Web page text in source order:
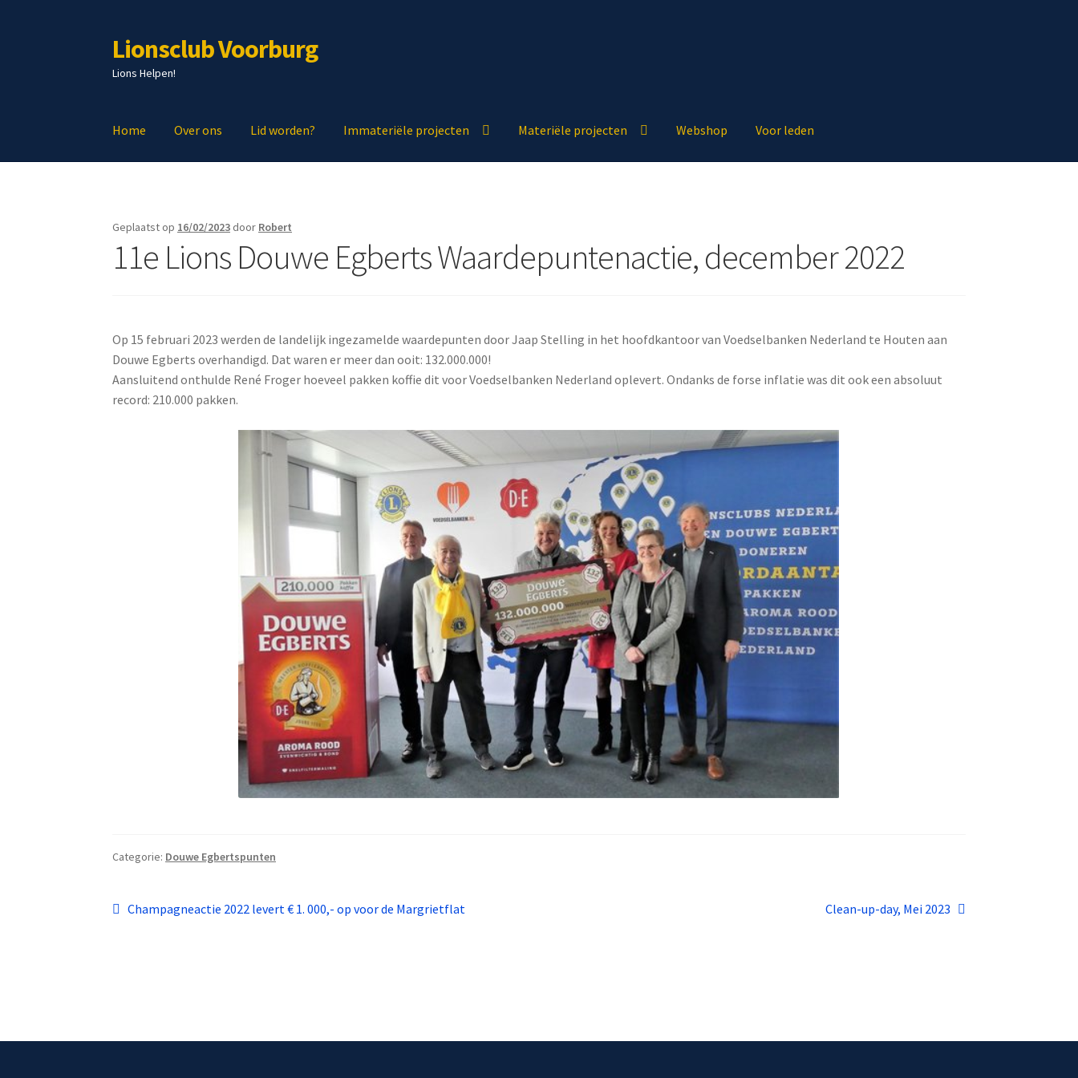
Ga
door
naar
Ga
naar
de
Lionsclub Voorburg
Lions Helpen!
Home Over ons Lid worden? Immateriële projecten Materiële projecten Webshop Voor leden
Geplaatst op 16/02/2023 door Robert
11e Lions Douwe Egberts Waardepuntenactie, december 2022
Op 15 februari 2023 werden de landelijk ingezamelde waardepunten door Jaap Stelling in het hoofdkantoor van Voedselbanken Nederland te Houten aan
Douwe Egberts overhandigd. Dat waren er meer dan ooit: 132.000.000!
Aansluitend onthulde René Froger hoeveel pakken koffie dit voor Voedselbanken Nederland oplevert. Ondanks de forse inflatie was dit ook een absoluut
record: 210.000 pakken.
Categorie: Douwe Egbertspunten
Bericht
Vorig
Champagneactie 2022 levert € 1. 000,- op voor de Margrietflat
Volgend
Clean-up-day, Mei 2023